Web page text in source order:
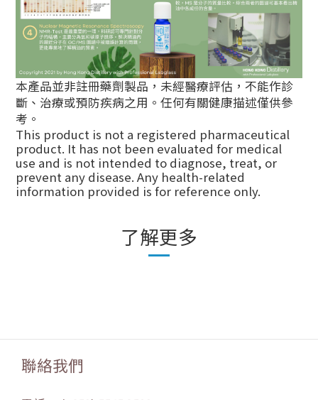
本產品並非註冊藥劑製品，未經醫療評估，不能作診
斷、治療或預防疾病之用。任何有關健康描述僅供參
考。
This product is not a registered pharmaceutical
product. It has not been evaluated for medical
use and is not intended to diagnose, treat, or
prevent any disease. Any health-related
information provided is for reference only.
了解更多
聯絡我們